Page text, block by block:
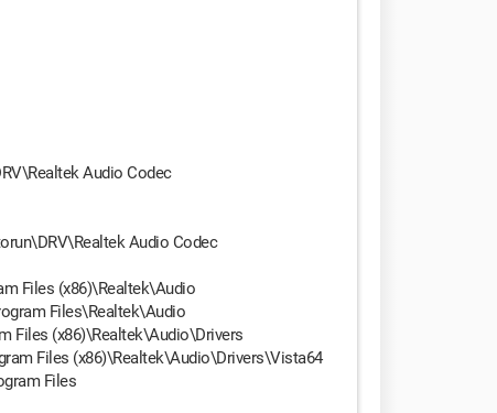
Audio Codec
Audio Codec
Files (x86)\Realtek\Audio
Files\Realtek\Audio
Files (x86)\Realtek\Audio\Drivers
Files (x86)\Realtek\Audio\Drivers\Vista64
Files